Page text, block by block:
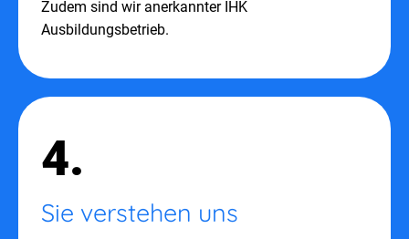
Zudem sind wir anerkannter IHK
Ausbildungsbetrieb.
4.
Sie verstehen uns